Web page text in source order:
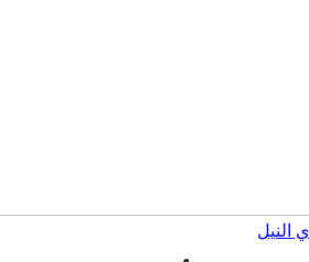
النيل